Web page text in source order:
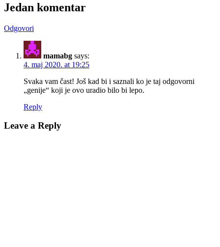
Jedan komentar
Odgovori
mamabg says:
4. maj 2020. at 19:25
Svaka vam čast! Još kad bi i saznali ko je taj odgovorni
„genije“ koji je ovo uradio bilo bi lepo.
Reply
Leave a Reply